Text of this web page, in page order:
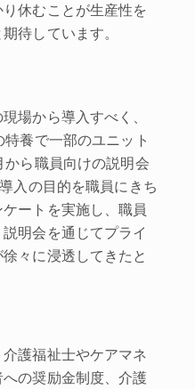
休むことが生産性を
待しています。
場から導入すべく、
養で一部のユニット
ら職員向けの説明会
入の目的を職員にきち
ートを実施し、職員
明会を通じてプライ
々に浸透してきたと
護福祉士やケアマネ
の奨励金制度、介護